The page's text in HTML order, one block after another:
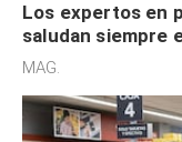
Los expertos en
saludan siempre
defensiva y
MAG.